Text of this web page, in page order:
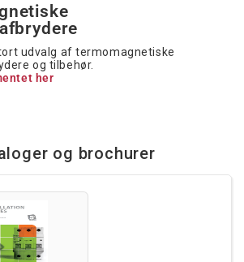
udvalg af termomagnetiske
og tilbehør.
her
og brochurer